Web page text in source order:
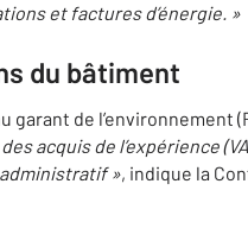
et factures d’énergie. »
du bâtiment
de l’environnement
acquis de l’expérience
administratif », indique la